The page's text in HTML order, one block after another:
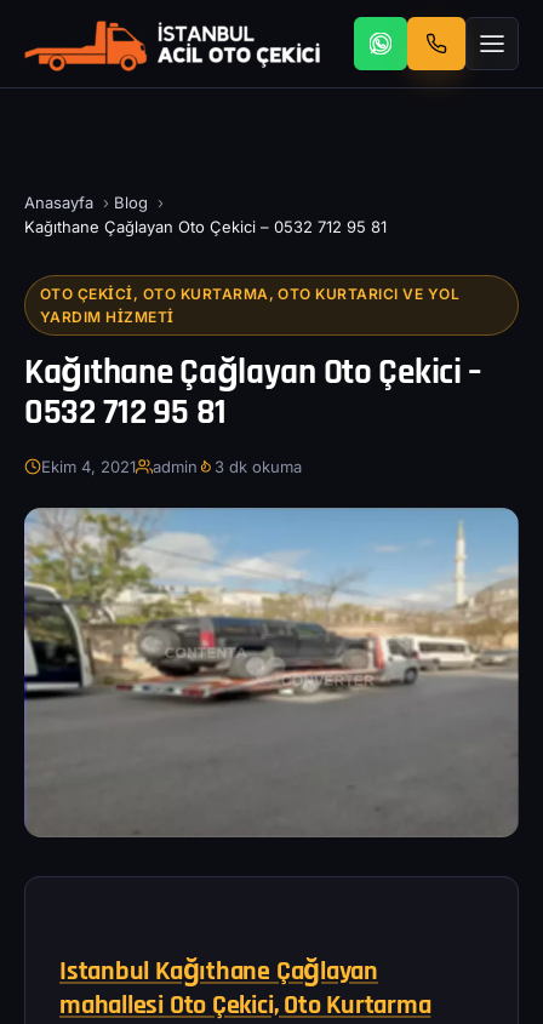
Anasayfa › Blog
›
Kağıthane Çağlayan Oto Çekici – 0532 712 95 81
OTO ÇEKICI, OTO KURTARMA, OTO KURTARICI VE YOL
YARDIM HIZMETI
Kağıthane Çağlayan Oto Çekici –
0532 712 95 81
Ekim 4, 2021 admin 3 dk okuma
Istanbul Kağıthane Çağlayan
mahallesi Oto Çekici, Oto Kurtarma